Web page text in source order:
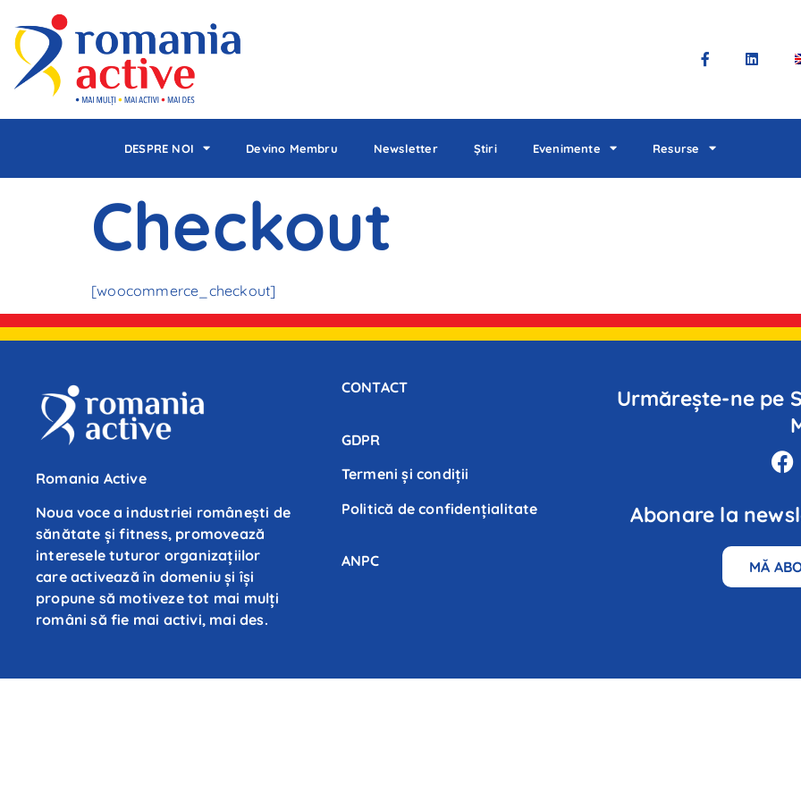
DESPRE NOI Devino Membru Newsletter Știri Evenimente Resurse
Checkout
[woocommerce_checkout]
Romania Active
Noua voce a industriei românești de
sănătate și fitness, promovează
interesele tuturor organizațiilor
care activează în domeniu și își
propune să motiveze tot mai mulți
români să fie mai activi, mai des.
CONTACT
GDPR
Termeni și condiții
Politică de confidenţialitate
ANPC
Urmărește-ne pe
Abonare la
MĂ